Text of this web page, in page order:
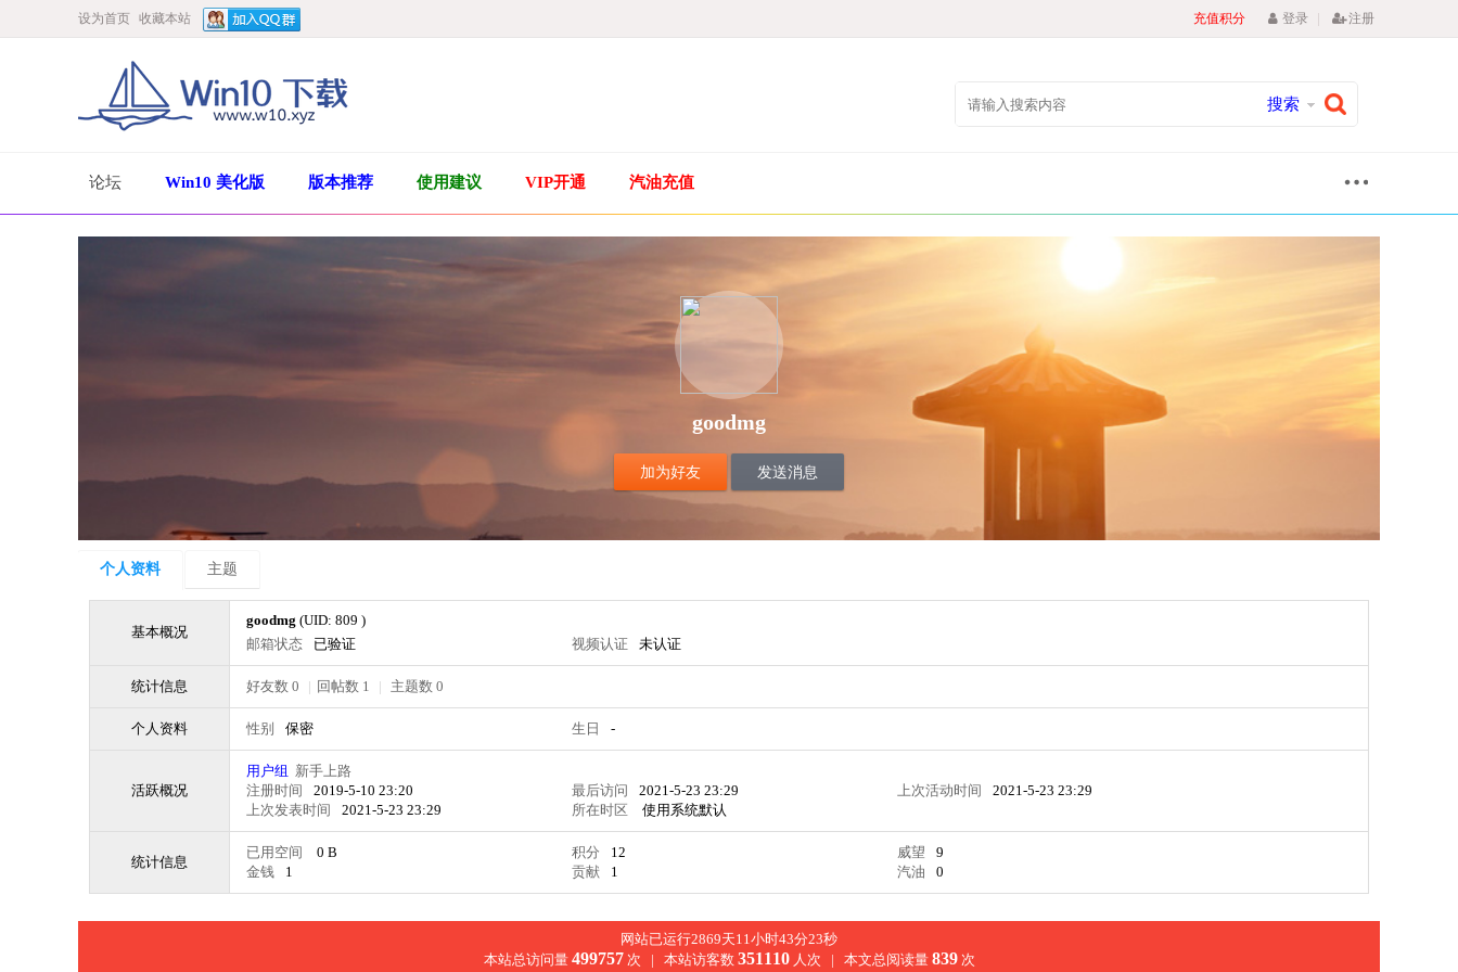
设为首页 收藏本站 充值积分 登录 | 注册
搜索
论坛 Win10 美化版 版本推荐 使用建议 VIP开通 汽油充值
goodmg
加为好友 发送消息
个人资料 主题
基本概况
goodmg (UID: 809 )
邮箱状态
已验证 视频认证 未认证
统计信息 好友数 0 | 回帖数 1 | 主题数 0
个人资料 性别 保密 生日 -
活跃概况
用户组 新手上路
注册时间
2019-5-10 23:20 最后访问 2021-5-23 23:29 上次活动时间
2021-5-23 23:29
上次发表时间
2021-5-23 23:29 所在时区 使用系统默认
统计信息
已用空间 0 B 积分 12 威望
9
金钱
1 贡献 1 汽油 0
网站已运行2869天11小时43分24秒
本站总访问量 499757次 | 本站访客数 351110人次 | 本文总阅读量 839次